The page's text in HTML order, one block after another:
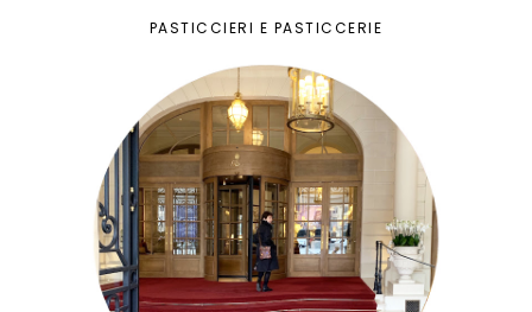
PASTICCIERI E PASTICCERIE